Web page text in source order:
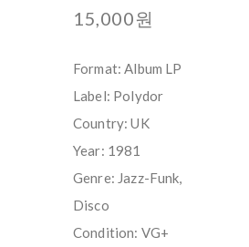
15,000원
Format: Album LP
Label: Polydor
Country: UK
Year: 1981
Genre: Jazz-Funk,
Disco
Condition: VG+